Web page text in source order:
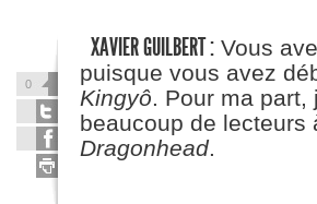
0
XAVIER GUILBERT :Vous
puisque vous avez
Kingyô. Pour ma
beaucoup de lecteurs
Dragonhead.